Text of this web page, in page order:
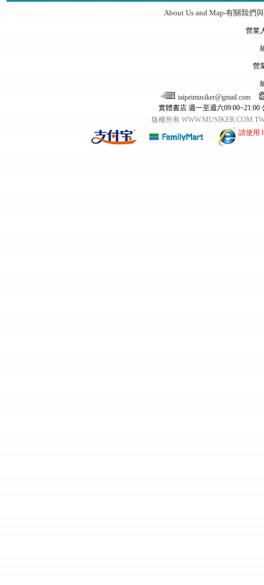
About Us and Map‧有關我們
營業
營
taipeimusiker@gmail.com
實體書店 週一至週六09:00~21:00
版權所有
請使用